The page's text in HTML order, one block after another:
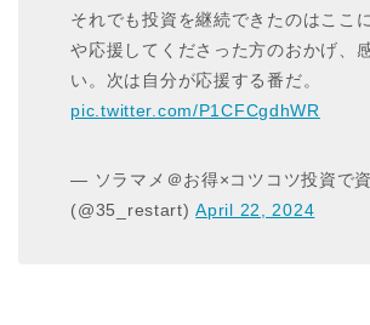
それでも投資を継続できたのはここ
や応援してくださった方のおかげ、
い。次は自分が応援する番だ。
pic.twitter.com/P1CFCgdhWR
— ソラマメ＠お得×コツコツ投資で
(@35_restart)April 22, 2024